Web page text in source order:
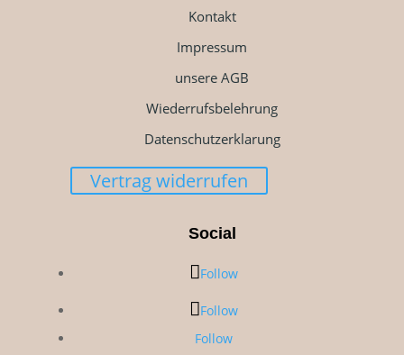
Kontakt
Impressum
unsere AGB
Wiederrufsbelehrung
Datenschutzerklarung
Vertrag widerrufen
Social
Follow
Follow
Follow